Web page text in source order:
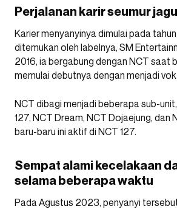
Perjalanan karir seumur
Karier menyanyinya dimulai pada
ditemukan oleh labelnya, SM
2016, ia bergabung dengan NCT saat
memulai debutnya dengan menjadi
NCT dibagi menjadi beberapa sub-
127, NCT Dream, NCT Dojaejung, dan
baru-baru ini aktif di NCT 127.
Sempat alami kecelakaan
selama beberapa waktu
Pada Agustus 2023, penyanyi